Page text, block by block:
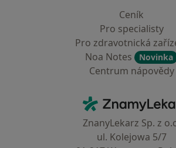
Ceník
Pro specialisty
Pro zdravotnická
Noa Notes
Novinka
Centrum nápovědy
ZnamyLekar
ZnanyLekarz Sp. z
ul. Kolejowa 5/7